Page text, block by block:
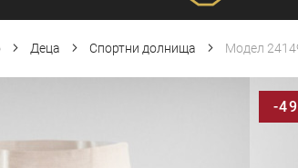
Деца Спортни долнища Модел
-